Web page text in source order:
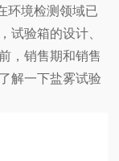
环境检测领域已
试验箱的设计、
，销售期和销售
解一下盐雾试验